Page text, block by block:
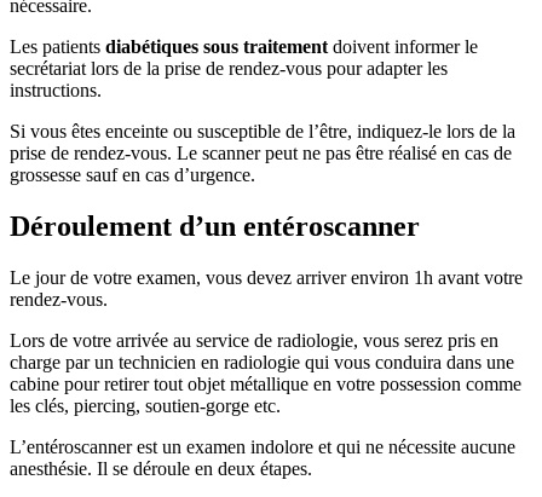
nécessaire.
Les patients diabétiques sous traitement doivent informer le
secrétariat lors de la prise de rendez-vous pour adapter les
instructions.
Si vous êtes enceinte ou susceptible de l’être, indiquez-le lors de la
prise de rendez-vous. Le scanner peut ne pas être réalisé en cas de
grossesse sauf en cas d’urgence.
Déroulement d’un entéroscanner
Le jour de votre examen, vous devez arriver environ 1h avant votre
rendez-vous.
Lors de votre arrivée au service de radiologie, vous serez pris en
charge par un technicien en radiologie qui vous conduira dans une
cabine pour retirer tout objet métallique en votre possession comme
les clés, piercing, soutien-gorge etc.
L’entéroscanner est un examen indolore et qui ne nécessite aucune
anesthésie. Il se déroule en deux étapes.